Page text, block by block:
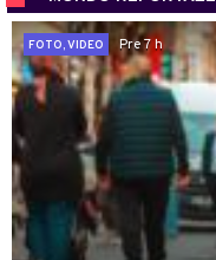
FOTO, VIDEO
Pre 7 h